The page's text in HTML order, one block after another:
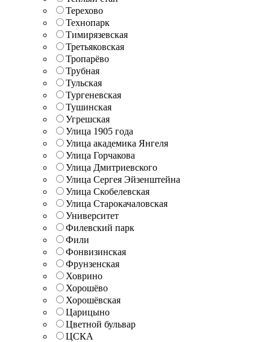
Терехово
Технопарк
Тимирязевская
Третьяковская
Тропарёво
Трубная
Тульская
Тургеневская
Тушинская
Угрешская
Улица 1905 года
Улица академика Янгеля
Улица Горчакова
Улица Дмитриевского
Улица Сергея Эйзенштейна
Улица Скобелевская
Улица Старокачаловская
Университет
Филевский парк
Фили
Фонвизинская
Фрунзенская
Ховрино
Хорошёво
Хорошёвская
Царицыно
Цветной бульвар
ЦСКА